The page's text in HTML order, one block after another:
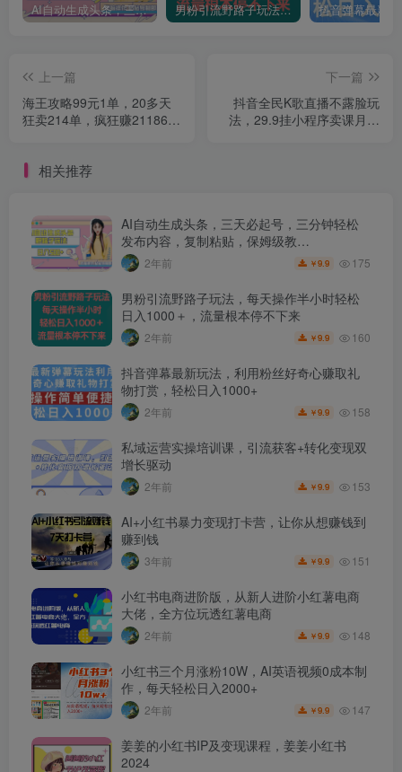
AI自动生成头条，三天必起号，三分钟轻松发布内容，复制粘贴，保姆级教… 男粉引流野路子玩法，每天操作半小时轻松日入1000＋，流量根本停不下来
上一篇
海王攻略99元1单，20多天
狂卖214单，疯狂赚21186
下一篇
抖音全民K歌直播不露脸玩
法，29.9挂小程序卖课月入
相关推荐
AI自动生成头条，三天必起号，三分钟轻松
发布内容，复制粘贴，保姆级教…
2年前 ￥9.9 175
男粉引流野路子玩法，每天操作半小时轻松
日入1000＋，流量根本停不下来
2年前 ￥9.9 160
抖音弹幕最新玩法，利用粉丝好奇心赚取礼
物打赏，轻松日入1000+
2年前 ￥9.9 158
私域运营实操培训课，引流获客+转化变现双
增长驱动
2年前 ￥9.9 153
AI+小红书暴力变现打卡营，让你从想赚钱到
赚到钱
3年前 ￥9.9 151
小红书电商进阶版，从新人进阶小红薯电商
大佬，全方位玩透红薯电商
2年前 ￥9.9 148
小红书三个月涨粉10W，AI英语视频0成本制
作，每天轻松日入2000+
2年前 ￥9.9 147
姜姜的小红书IP及变现课程，姜姜小红书
2024